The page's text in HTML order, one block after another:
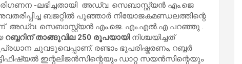
-ലഭിച്ചതായി അഡ്വ. സെബാസ്റ്റ്യൻ എം.ജെ
ബജറ്റിൽ പൂഞ്ഞാർ നിയോജകമണ്ഡലത്തിന്റെ
അഡ്വ. സെബാസ്റ്റ്യൻ എം.ജെ. എം.എൽ.എ പറഞ്ഞു .
റബ്ബറിന് താങ്ങുവില 250 രൂപയായി നിശ്ചയിച്ചത്
ചുവടുവെപ്പാണ്. രണ്ടാം ഭൂപരിഷ്കരണം, റബ്ബർ
ഇന്റലിജൻസിന്റെയും ഡാറ്റ സയൻസിന്റെയും